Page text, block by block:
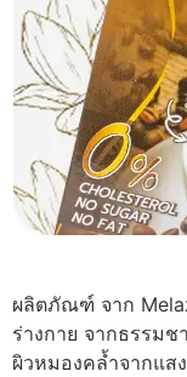
ผลิตภัณฑ์ จาก
ร่างกาย จากธรรม
ผิวหมองคล้ำจากแส